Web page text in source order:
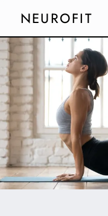
NEUROFIT